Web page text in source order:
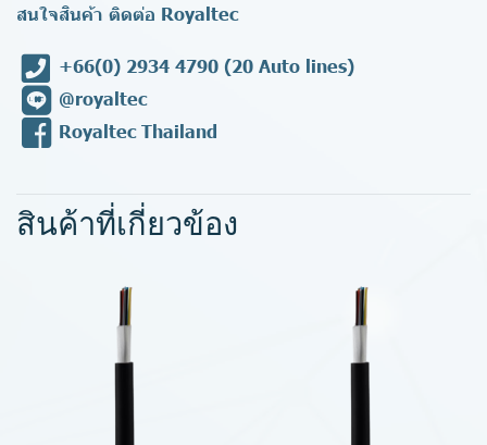
สนใจสินค้า ติดต่อ Royaltec
+66(0) 2934 4790 (20 Auto lines)
@royaltec
Royaltec Thailand
สินค้าที่เกี่ยวข้อง